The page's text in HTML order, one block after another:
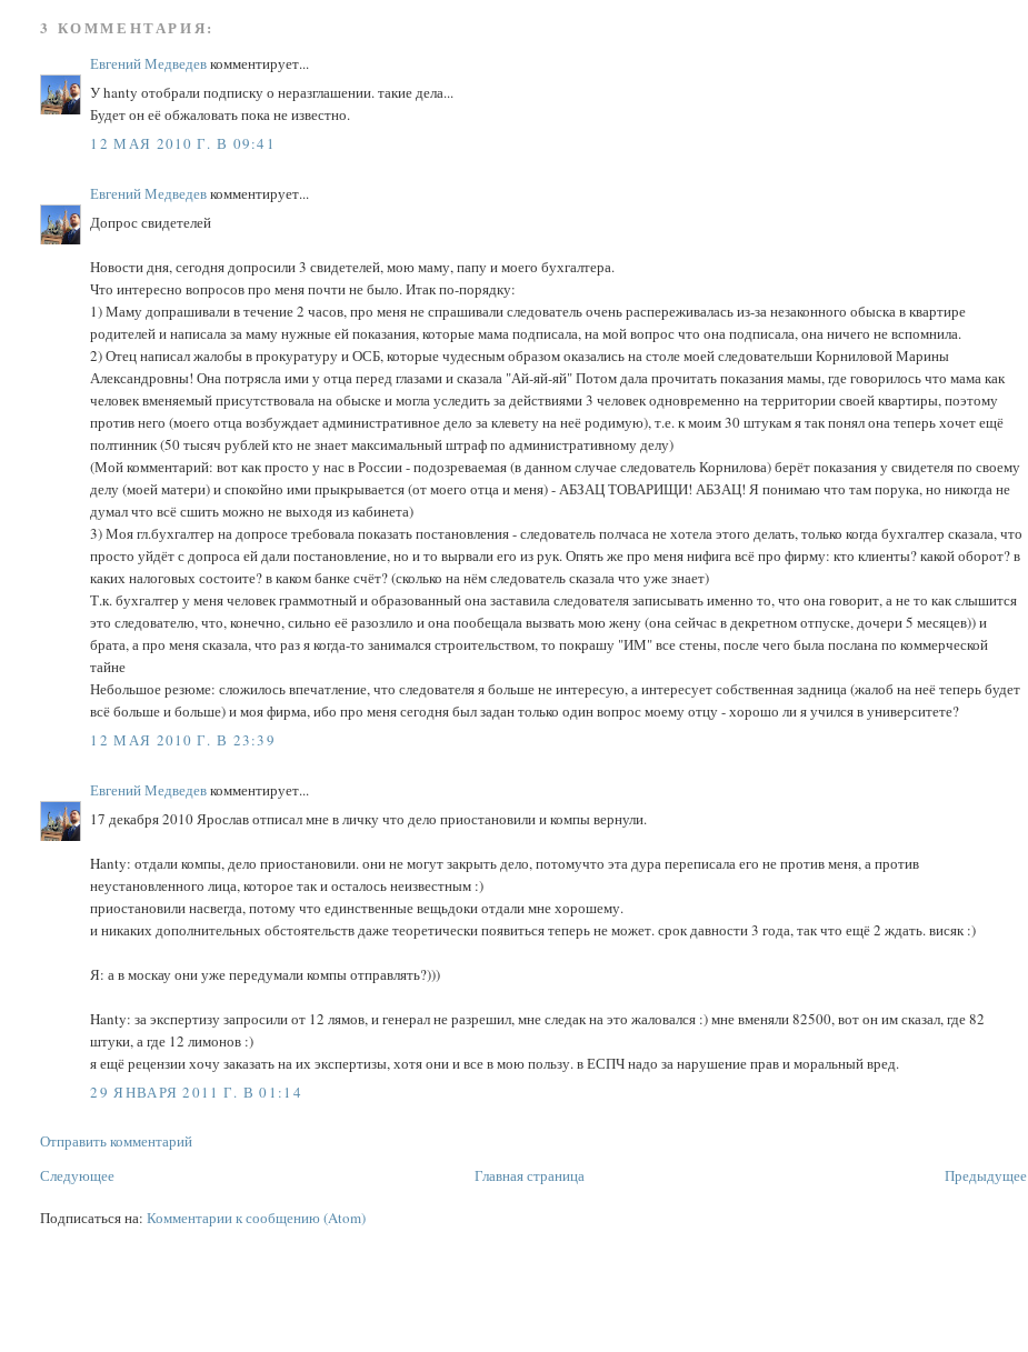
3 КОММЕНТАРИЯ:
Евгений Медведевкомментирует...
У hanty отобрали подписку о неразглашении. такие дела...
Будет он её обжаловать пока не известно.
12 МАЯ 2010 Г. В 09:41
Евгений Медведевкомментирует...
Допрос свидетелей
Новости дня, сегодня допросили 3 свидетелей, мою маму, папу и моего бухгалтера.
Что интересно вопросов про меня почти не было. Итак по-порядку:
1) Маму допрашивали в течение 2 часов, про меня не спрашивали следователь очень распереживалась из-за незаконного обыска в квартире
родителей и написала за маму нужные ей показания, которые мама подписала, на мой вопрос что она подписала, она ничего не вспомнила.
2) Отец написал жалобы в прокуратуру и ОСБ, которые чудесным образом оказались на столе моей следовательши Корниловой Марины
Александровны! Она потрясла ими у отца перед глазами и сказала "Ай-яй-яй" Потом дала прочитать показания мамы, где говорилось что мама как
человек вменяемый присутствовала на обыске и могла уследить за действиями 3 человек одновременно на территории своей квартиры, поэтому
против него (моего отца возбуждает административное дело за клевету на неё родимую), т.е. к моим 30 штукам я так понял она теперь хочет ещё
полтинник (50 тысяч рублей кто не знает максимальный штраф по административному делу)
(Мой комментарий: вот как просто у нас в России - подозреваемая (в данном случае следователь Корнилова) берёт показания у свидетеля по своему
делу (моей матери) и спокойно ими прыкрывается (от моего отца и меня) - АБЗАЦ ТОВАРИЩИ! АБЗАЦ! Я понимаю что там порука, но никогда не
думал что всё сшить можно не выходя из кабинета)
3) Моя гл.бухгалтер на допросе требовала показать постановления - следователь полчаса не хотела этого делать, только когда бухгалтер сказала, что
просто уйдёт с допроса ей дали постановление, но и то вырвали его из рук. Опять же про меня нифига всё про фирму: кто клиенты? какой оборот? в
каких налоговых состоите? в каком банке счёт? (сколько на нём следователь сказала что уже знает)
Т.к. бухгалтер у меня человек граммотный и образованный она заставила следователя записывать именно то, что она говорит, а не то как слышится
это следователю, что, конечно, сильно её разозлило и она пообещала вызвать мою жену (она сейчас в декретном отпуске, дочери 5 месяцев)) и
брата, а про меня сказала, что раз я когда-то занимался строительством, то покрашу "ИМ" все стены, после чего была послана по коммерческой
тайне
Небольшое резюме: сложилось впечатление, что следователя я больше не интересую, а интересует собственная задница (жалоб на неё теперь будет
всё больше и больше) и моя фирма, ибо про меня сегодня был задан только один вопрос моему отцу - хорошо ли я учился в университете?
12 МАЯ 2010 Г. В 23:39
Евгений Медведевкомментирует...
17 декабря 2010 Ярослав отписал мне в личку что дело приостановили и компы вернули.
Hanty: отдали компы, дело приостановили. они не могут закрыть дело, потомучто эта дура переписала его не против меня, а против
неустановленного лица, которое так и осталось неизвестным :)
приостановили насвегда, потому что единственные вещьдоки отдали мне хорошему.
и никаких дополнительных обстоятельств даже теоретически появиться теперь не может. срок давности 3 года, так что ещё 2 ждать. висяк :)
Я: а в москау они уже передумали компы отправлять?)))
Hanty: за экспертизу запросили от 12 лямов, и генерал не разрешил, мне следак на это жаловался :) мне вменяли 82500, вот он им сказал, где 82
штуки, а где 12 лимонов :)
я ещё рецензии хочу заказать на их экспертизы, хотя они и все в мою пользу. в ЕСПЧ надо за нарушение прав и моральный вред.
29 ЯНВАРЯ 2011 Г. В 01:14
Отправить комментарий
Следующее
Предыдущее
Главная страница
Подписаться на:Комментарии к сообщению (Atom)